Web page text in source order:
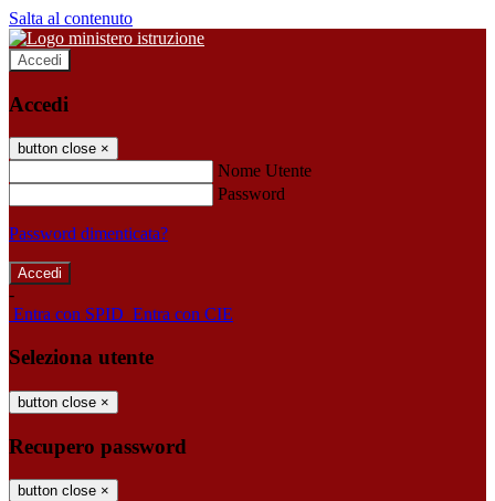
Salta al contenuto
Accedi
Accedi
button close ×
Nome Utente
Password
Password dimenticata?
-
Entra con SPID Entra con CIE
Seleziona utente
button close ×
Recupero password
button close ×